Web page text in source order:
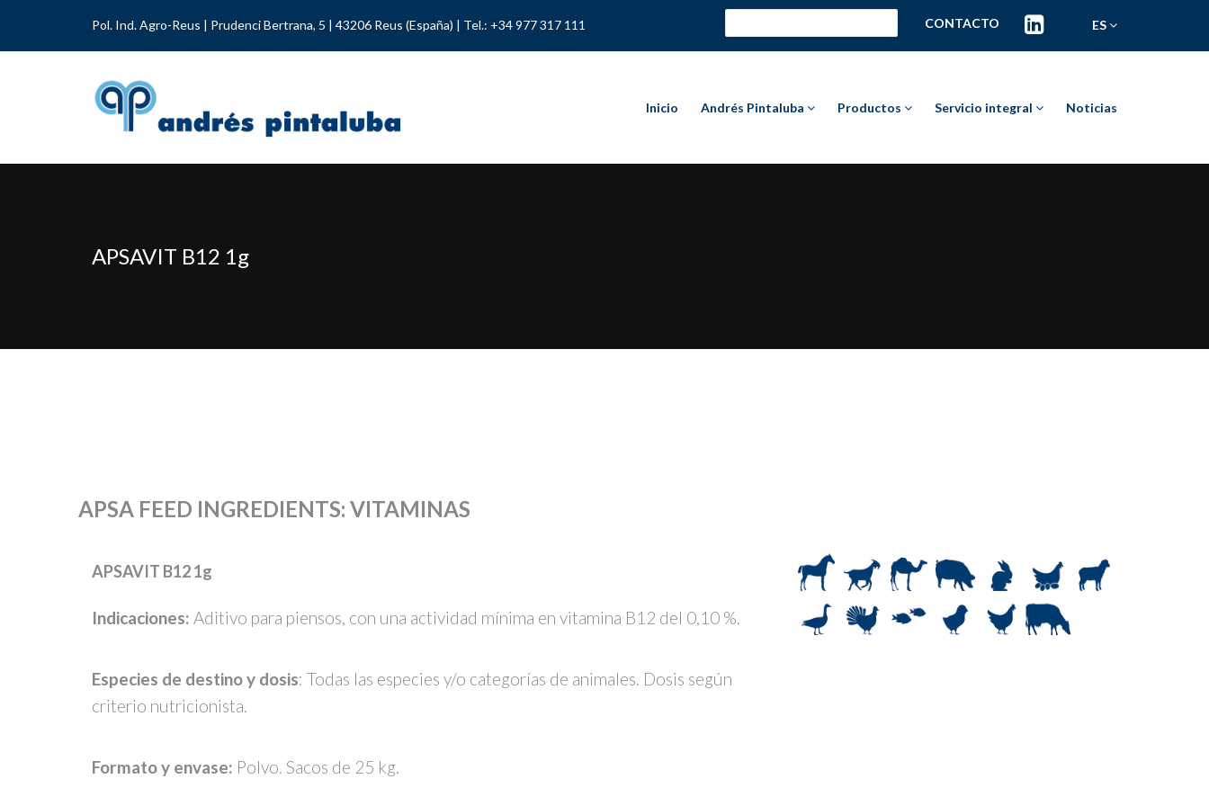
Pol. Ind. Agro-Reus | Prudenci Bertrana, 5 | 43206 Reus (España) | Tel.: +34 977 317 111 CONTACTO ES
Inicio Andrés Pintaluba Productos Servicio integral Noticias
APSAVIT B12 1g
APSA FEED INGREDIENTS: VITAMINAS
APSAVIT B12 1g
Indicaciones: Aditivo para piensos, con una actividad mínima en vitamina B12 del 0,10 %.
Especies de destino y dosis: Todas las especies y/o categorías de animales. Dosis según
criterio nutricionista.
Formato y envase: Polvo. Sacos de 25 kg.